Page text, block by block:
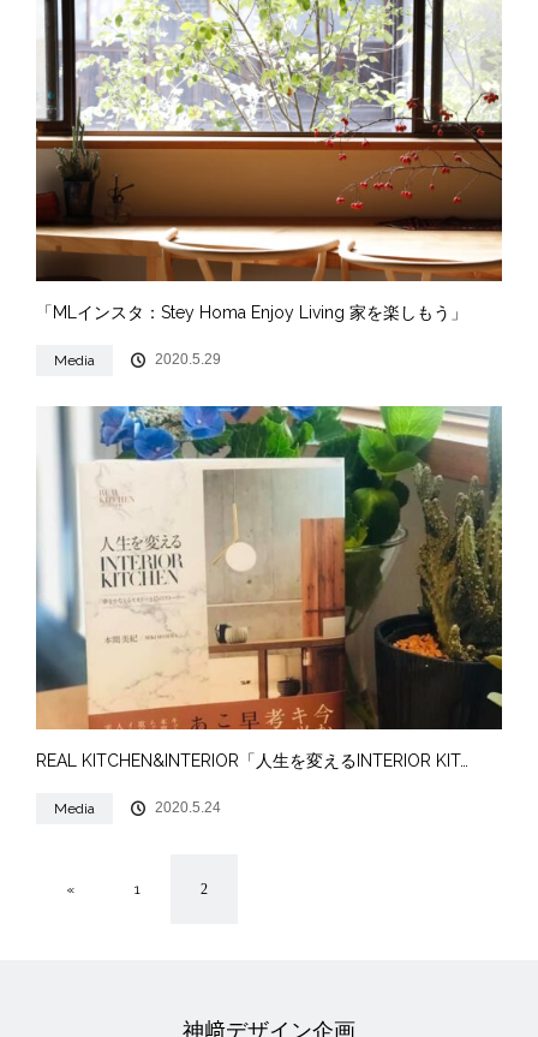
「MLインスタ：Stey Homa Enjoy Living 家を楽しもう」
Media 2020.5.29
REAL KITCHEN&INTERIOR「人生を変えるINTERIOR KIT…
Media 2020.5.24
« 1 2
神﨑デザイン企画